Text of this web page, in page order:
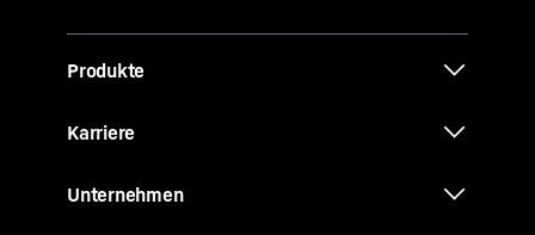
Produkte
Karriere
Unternehmen